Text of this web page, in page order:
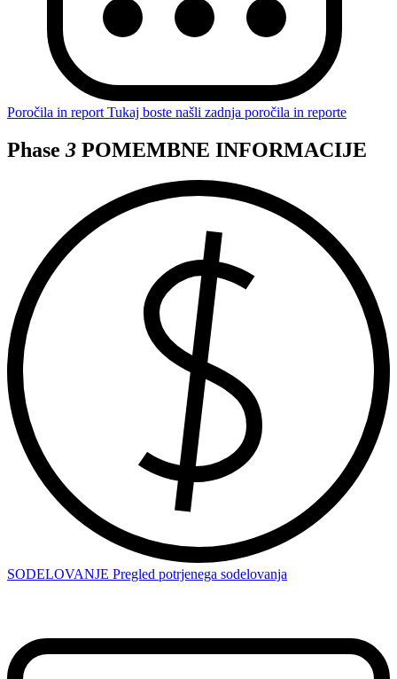
Poročila in report Tukaj boste našli zadnja poročila in reporte
Phase 3 POMEMBNE INFORMACIJE
SODELOVANJE Pregled potrjenega sodelovanja